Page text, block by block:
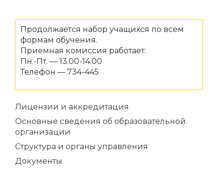
Продолжается набор учащихся по всем
формам обучения.
Приемная комиссия работает:
Пн.-Пт. — 13.00-14.00
Телефон — 734-445
Лицензии и аккредитация
Основные сведения об образовательной
организации
Структура и органы управления
Документы